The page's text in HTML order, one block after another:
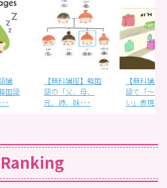
【無料講座】韓国
語の「父、母、
兄、姉、妹･･･
【無料講座】韓国
語で「〜が欲し
い」表現は･･･
Ranking